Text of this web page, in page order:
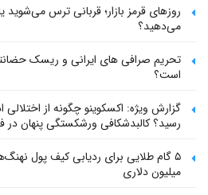
روزهای قرمز بازار؛ قربانی ترس می‌شوید
می‌دهید؟
تحریم صرافی های ایرانی و ریسک
است؟
گزارش ویژه: اکسکوینو چگونه از
رسید؟ کالبدشکافی ورشکستگی پنهان در
۵ گام طلایی برای ردیابی کیف پول‌
میلیون دلاری